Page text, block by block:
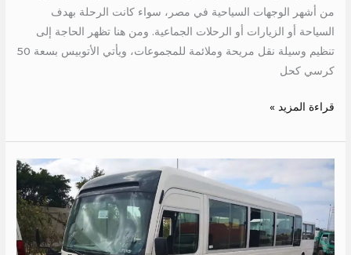
من أشهر الوجهات السياحية في مصر، سواء كانت الرحلة بهدف
السياحة أو الزيارات أو الرحلات الجماعية. ومن هنا تظهر الحاجة إلى
تنظيم وسيلة نقل مريحة وملائمة للمجموعات، ويأتي الأتوبيس بسعة 50
كرسي كحل
قراءة المزيد »
تاجير
باص
الى
العين
السخنه